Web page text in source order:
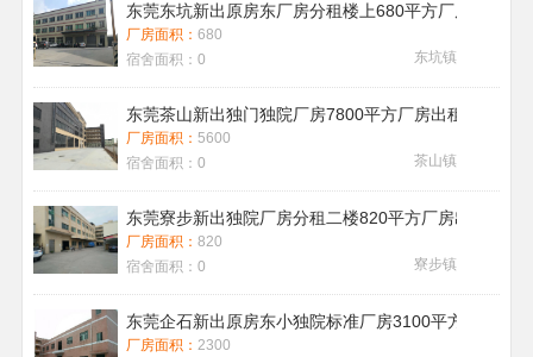
东莞东坑新出原房东厂房分租楼上680平方厂房出租现
厂房面积： 680
宿舍面积： 0 东坑镇
东莞茶山新出独门独院厂房7800平方厂房出租带喷淋
厂房面积： 5600
宿舍面积： 0 茶山镇
东莞寮步新出独院厂房分租二楼820平方厂房出租
厂房面积： 820
宿舍面积： 0 寮步镇
东莞企石新出原房东小独院标准厂房3100平方厂房出租
厂房面积： 2300